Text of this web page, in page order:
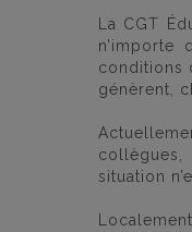
La CGT
conditions
génèrent,
collègues,
situation